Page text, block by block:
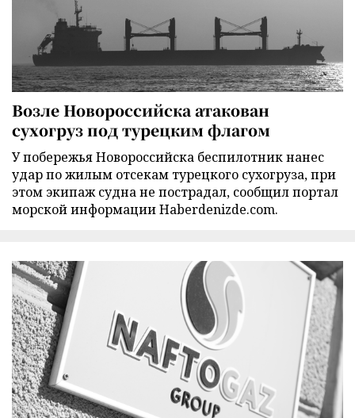
Возле Новороссийска атакован
сухогруз под турецким флагом
У побережья Новороссийска беспилотник нанес
удар по жилым отсекам турецкого сухогруза, при
этом экипаж судна не пострадал, сообщил портал
морской информации Haberdenizde.com.